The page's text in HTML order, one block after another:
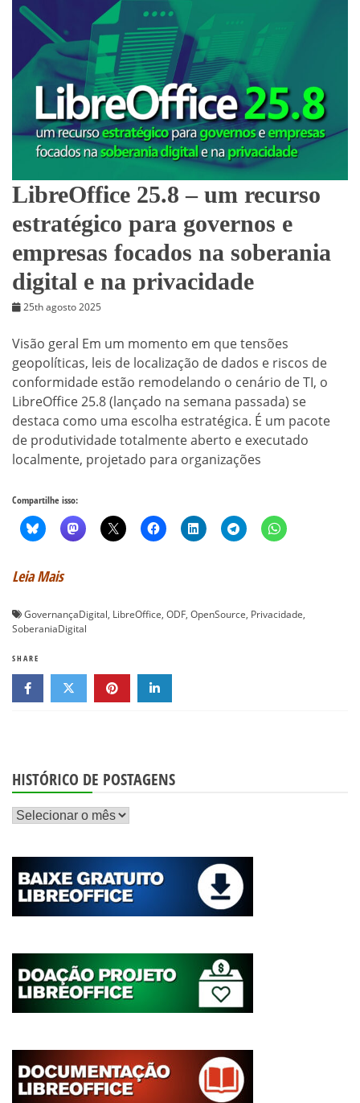
LibreOffice 25.8 – um recurso
estratégico para governos e
empresas focados na soberania
digital e na privacidade
25th agosto 2025
Visão geral Em um momento em que tensões
geopolíticas, leis de localização de dados e riscos de
conformidade estão remodelando o cenário de TI, o
LibreOffice 25.8 (lançado na semana passada) se
destaca como uma escolha estratégica. É um pacote
de produtividade totalmente aberto e executado
localmente, projetado para organizações
Compartilhe isso:
Leia Mais
GovernançaDigital, LibreOffice, ODF, OpenSource, Privacidade,
SoberaniaDigital
SHARE
HISTÓRICO DE POSTAGENS
Histórico
postagens